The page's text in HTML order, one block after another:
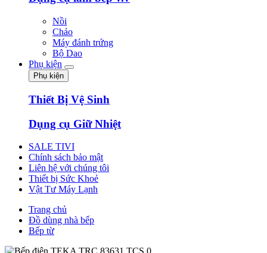
Nồi
Chảo
Máy đánh trứng
Bộ Dao
Phụ kiện
Phụ kiện
Thiết Bị Vệ Sinh
Dụng cụ Giữ Nhiệt
SALE TIVI
Chính sách bảo mật
Liên hệ với chúng tôi
Thiết bị Sức Khoẻ
Vật Tư Máy Lạnh
Trang chủ
Đồ dùng nhà bếp
Bếp từ